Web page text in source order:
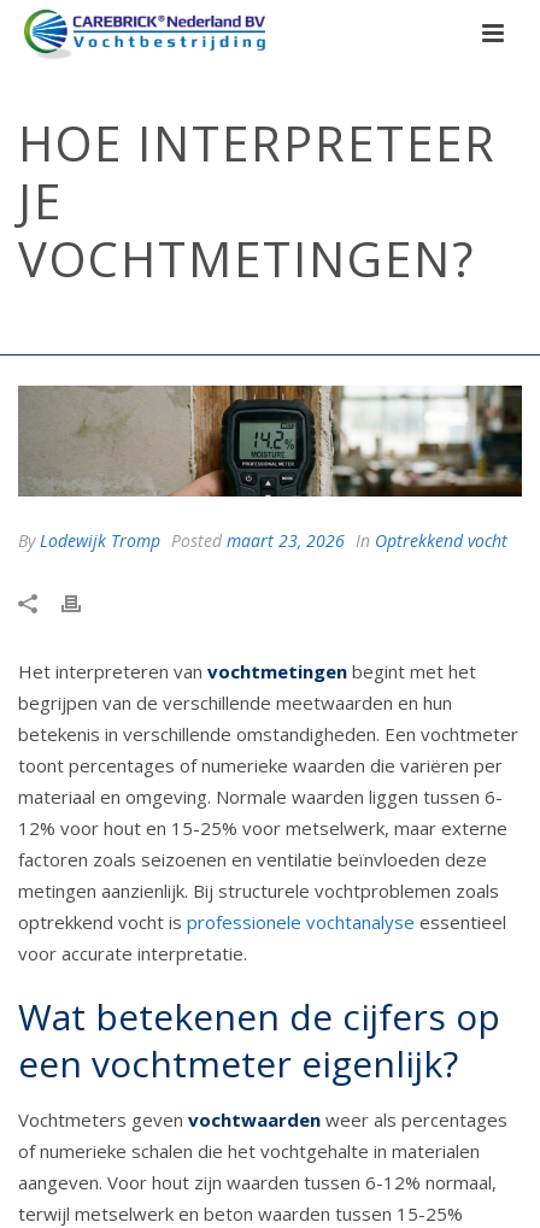
HOE INTERPRETEER
JE
VOCHTMETINGEN?
ByLodewijk Tromp Posted maart 23, 2026 In Optrekkend vocht
Het interpreteren van vochtmetingen begint met het
begrijpen van de verschillende meetwaarden en hun
betekenis in verschillende omstandigheden. Een vochtmeter
toont percentages of numerieke waarden die variëren per
materiaal en omgeving. Normale waarden liggen tussen 6-
12% voor hout en 15-25% voor metselwerk, maar externe
factoren zoals seizoenen en ventilatie beïnvloeden deze
metingen aanzienlijk. Bij structurele vochtproblemen zoals
optrekkend vocht is professionele vochtanalyse essentieel
voor accurate interpretatie.
Wat betekenen de cijfers op
een vochtmeter eigenlijk?
Vochtmeters geven vochtwaarden weer als percentages
of numerieke schalen die het vochtgehalte in materialen
aangeven. Voor hout zijn waarden tussen 6-12% normaal,
terwijl metselwerk en beton waarden tussen 15-25%